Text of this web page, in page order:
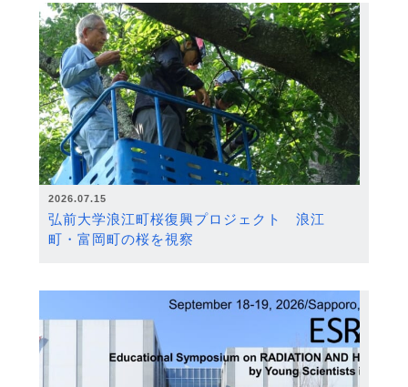
2026.07.15
弘前大学浪江町桜復興プロジェクト 浪江
町・富岡町の桜を視察